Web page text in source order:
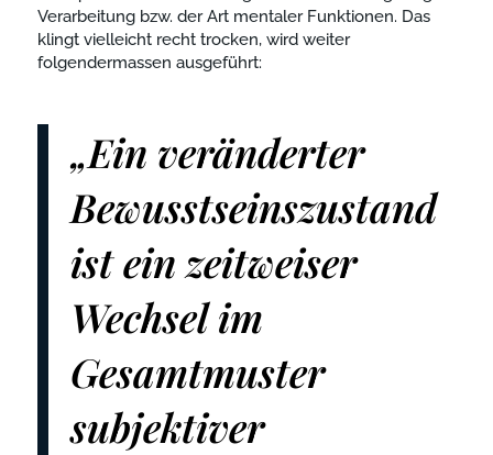
Verarbeitung bzw. der Art mentaler Funktionen. Das
klingt vielleicht recht trocken, wird weiter
folgendermassen ausgeführt:
„Ein veränderter
Bewusstseinszustand
ist ein zeitweiser
Wechsel im
Gesamtmuster
subjektiver